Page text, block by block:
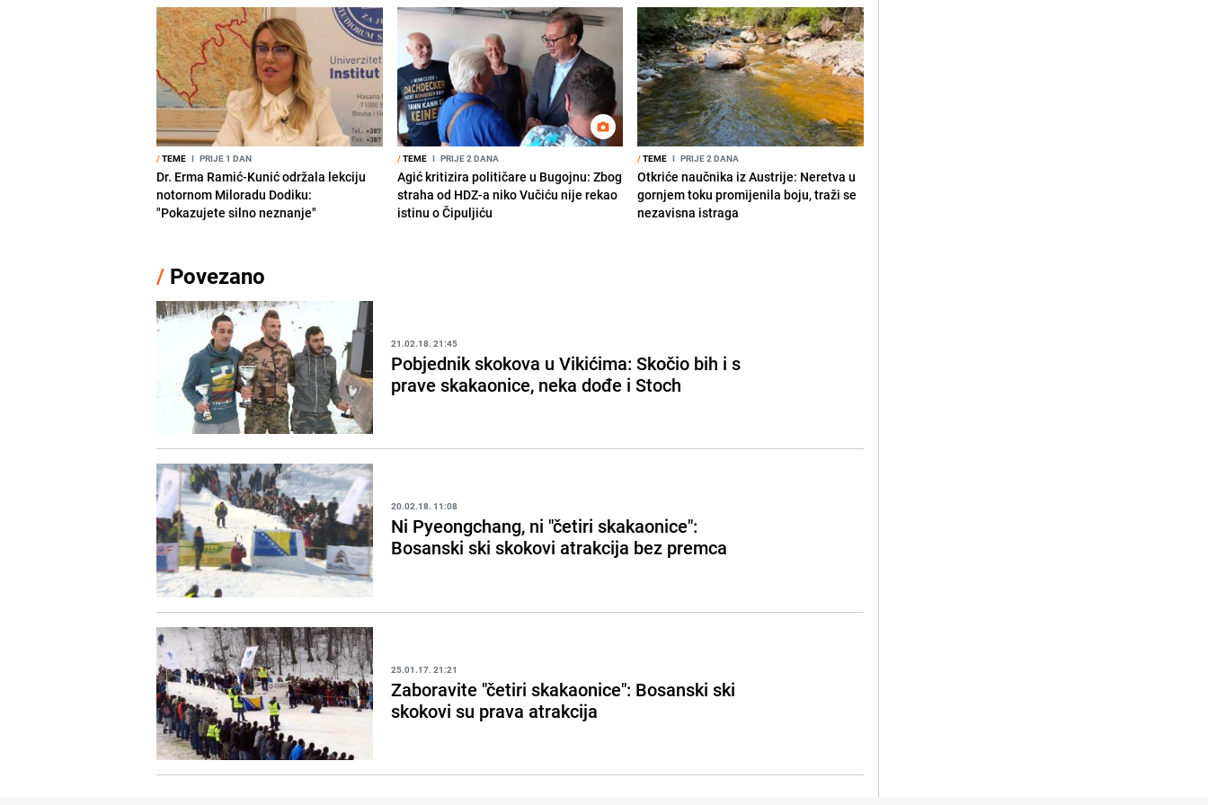
/TEME I PRIJE 1 DAN
Dr. Erma Ramić-Kunić održala lekciju
notornom Miloradu Dodiku:
"Pokazujete silno neznanje"
/TEME I PRIJE 2 DANA
Agić kritizira političare u Bugojnu: Zbog
straha od HDZ-a niko Vučiću nije rekao
istinu o Čipuljiću
/TEME I PRIJE 2 DANA
Otkriće naučnika iz Austrije: Neretva u
gornjem toku promijenila boju, traži se
nezavisna istraga
/ Povezano
21.02.18. 21:45
Pobjednik skokova u Vikićima: Skočio bih i s
prave skakaonice, neka dođe i Stoch
20.02.18. 11:08
Ni Pyeongchang, ni "četiri skakaonice":
Bosanski ski skokovi atrakcija bez premca
25.01.17. 21:21
Zaboravite "četiri skakaonice": Bosanski ski
skokovi su prava atrakcija